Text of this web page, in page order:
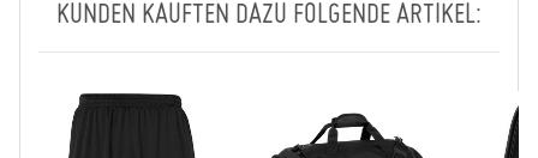
KUNDEN KAUFTEN DAZU FOLGENDE ARTIKEL: